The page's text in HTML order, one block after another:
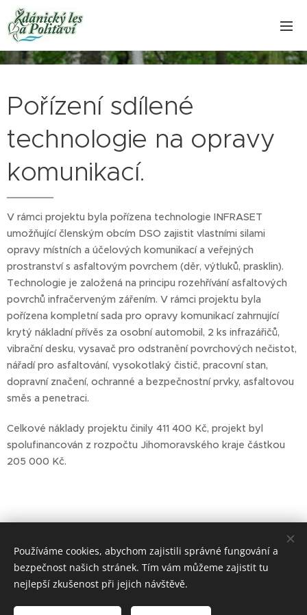
Pořízení sdílené
technologie na opravy
komunikací.
V rámci projektu byla pořízena technologie INFRASET
umožňující členským obcím DSO zajistit vlastními silami
opravy místních a účelových komunikací a veřejných
prostranství s asfaltovým povrchem (děr, výtluků, prasklin).
Technologie je založená na principu rozehřívání asfaltových
povrchů infračerveným zářením. V rámci projektu byla
pořízena kompletní sada pro opravy komunikací zahrnující
krytý nákladní přívěs za osobní automobil, 2 ks infrazářičů,
vibrační desku, vysavač pro odstranění povrchových nečistot,
nářadí pro asfaltování, vysokotlaký čistič, pracovní stan,
dopravní značení, ochranné a bezpečnostní prvky, asfaltovou
směs a penetraci.
Celkové náklady projektu činily 411 400 Kč, projekt byl
spolufinancován z rozpočtu Jihomoravského kraje částkou
205 000 Kč.
Oficiální stránky DSO Ždánický les a Politaví © 2021
Používáme cookies, abychom zajistili správné fungování a
bezpečnost našich stránek. Tím vám můžeme zajistit tu
nejlepší zkušenost při jejich návštěvě.